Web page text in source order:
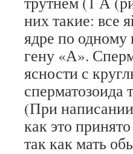
них такие: все
ядре по одному
гену «А».
ясности с
сперматозоида
(При
как это
так как мать